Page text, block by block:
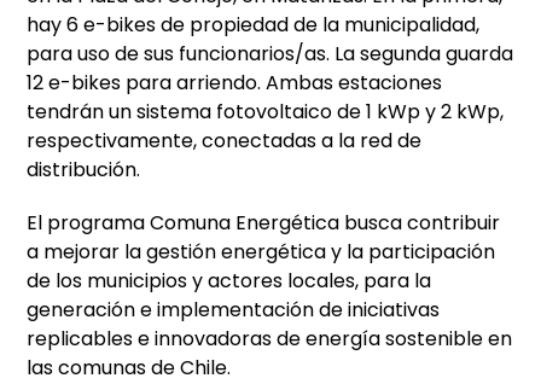
hay 6 e-bikes de propiedad de la municipalidad,
para uso de sus funcionarios/as. La segunda guarda
12 e-bikes para arriendo. Ambas estaciones
tendrán un sistema fotovoltaico de 1 kWp y 2 kWp,
respectivamente, conectadas a la red de
distribución.
El programa Comuna Energética busca contribuir
a mejorar la gestión energética y la participación
de los municipios y actores locales, para la
generación e implementación de iniciativas
replicables e innovadoras de energía sostenible en
las comunas de Chile.